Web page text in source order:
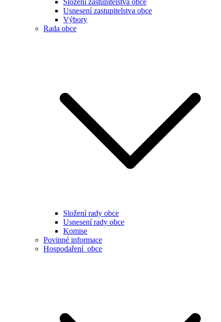
Složení zastupitelstva obce
Usnesení zastupitelstva obce
Výbory
Rada obce
Složení rady obce
Usnesení rady obce
Komise
Povinné informace
Hospodaření obce